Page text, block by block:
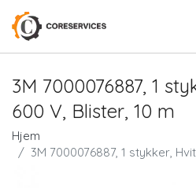
3M 7000076887, 1
600 V, Blister, 10 m
Hjem
3M 7000076887, 1 stykker,